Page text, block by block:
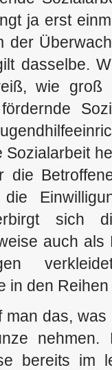
ja erst
der
dasselbe.
wie
Sozialarbeit
die
sich
auch
in den
man das,
nehmen.
bereits im